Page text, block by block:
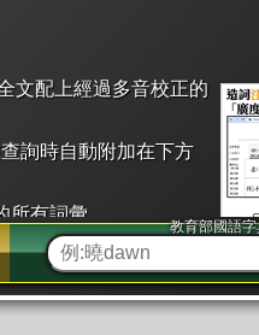
文配上經過多音校正的
詢時自動附加在下方
有詞彙。
也支援查詢「同注音」或
可瞬間「連續查詢」此字
教育部國語字